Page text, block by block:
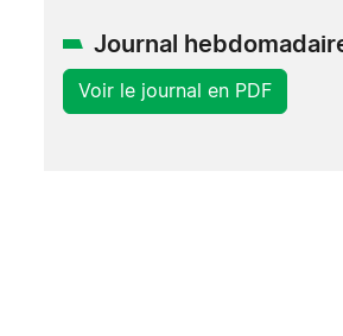
Journal
Voir le journal en PDF